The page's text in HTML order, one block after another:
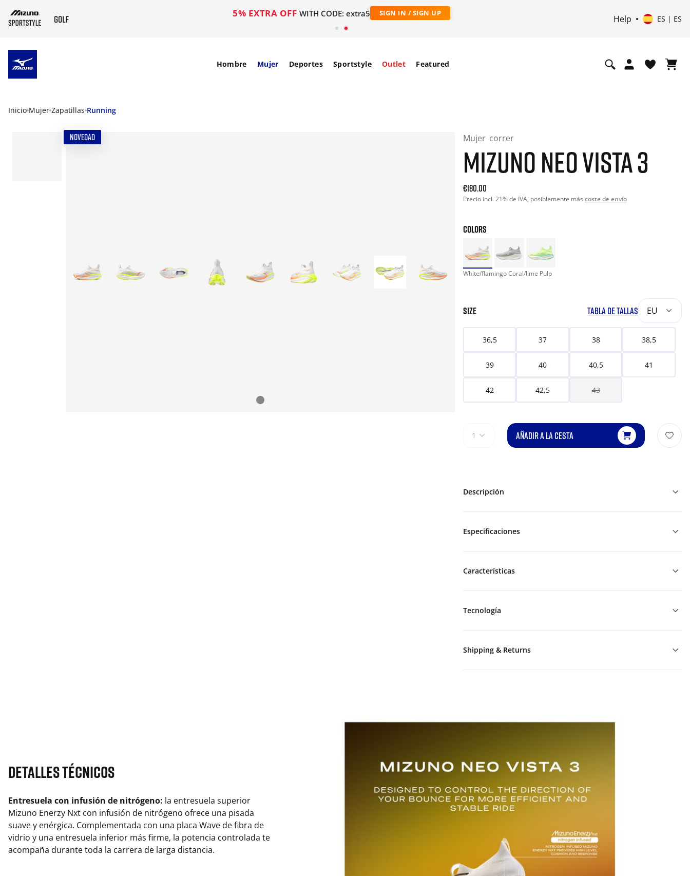
5% EXTRA OFF WITH CODE: extra5 SIGN IN / SIGN UP
Help ES | ES
Hombre Mujer Deportes Sportstyle Outlet Featured
Inicio Mujer Zapatillas Running
NOVEDAD Mujer correr
MIZUNO NEO VISTA 3
Current price: 180.00. Precio incl. 21% de IVA and possibly
€180.00
Precio incl. 21% de IVA, posiblemente más coste de envío
COLORS
White/flamingo Coral/lime Pulp
SIZE TABLA DE TALLAS EU
36,5 37 38 38,5
39 40 40,5 41
42 42,5 43
1 AÑADIR A LA CESTA
Descripción
Especificaciones
Características
Tecnología
Shipping & Returns
Detalles técnicos
Entresuela con infusión de nitrógeno: la entresuela superior
Mizuno Enerzy Nxt con infusión de nitrógeno ofrece una pisada
suave y enérgica. Complementada con una placa Wave de fibra de
vidrio y una entresuela inferior más firme, la potencia controlada te
acompaña durante toda la carrera de larga distancia.